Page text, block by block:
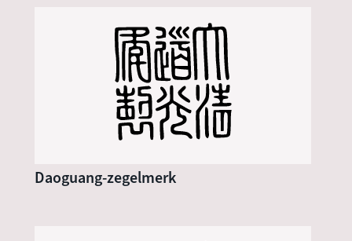
Daoguang-zegelmerk